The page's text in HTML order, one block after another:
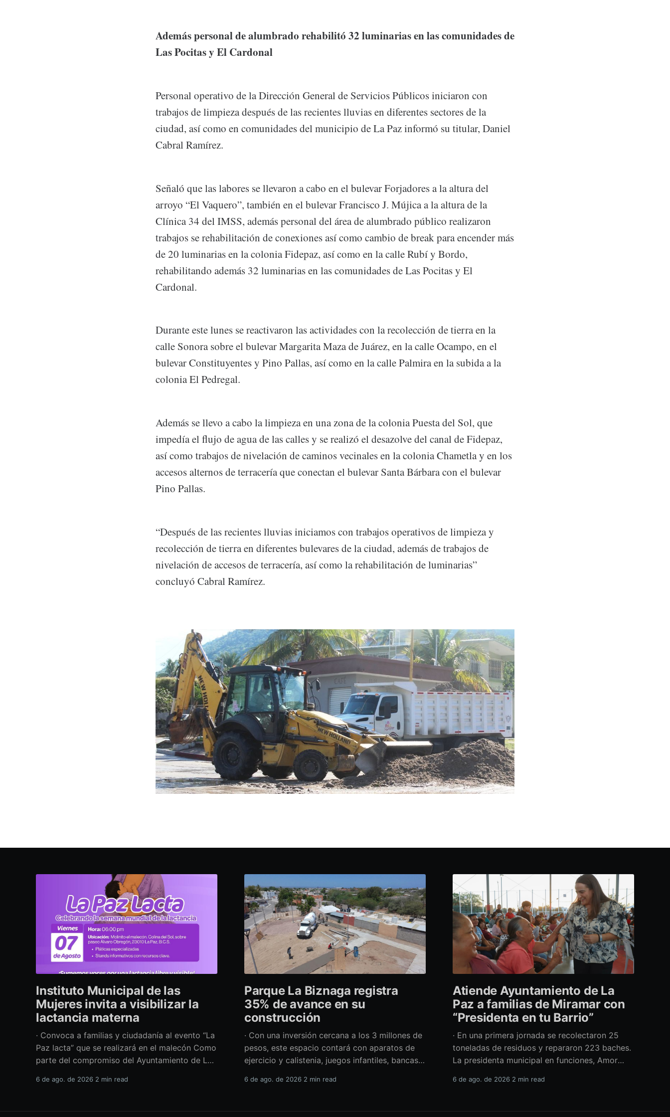
Además personal de alumbrado rehabilitó 32 luminarias en las comunidades de
Las Pocitas y El Cardonal
Personal operativo de la Dirección General de Servicios Públicos iniciaron con
trabajos de limpieza después de las recientes lluvias en diferentes sectores de la
ciudad, así como en comunidades del municipio de La Paz informó su titular, Daniel
Cabral Ramírez.
Señaló que las labores se llevaron a cabo en el bulevar Forjadores a la altura del
arroyo “El Vaquero”, también en el bulevar Francisco J. Mújica a la altura de la
Clínica 34 del IMSS, además personal del área de alumbrado público realizaron
trabajos se rehabilitación de conexiones así como cambio de break para encender más
de 20 luminarias en la colonia Fidepaz, así como en la calle Rubí y Bordo,
rehabilitando además 32 luminarias en las comunidades de Las Pocitas y El
Cardonal.
Durante este lunes se reactivaron las actividades con la recolección de tierra en la
calle Sonora sobre el bulevar Margarita Maza de Juárez, en la calle Ocampo, en el
bulevar Constituyentes y Pino Pallas, así como en la calle Palmira en la subida a la
colonia El Pedregal.
Además se llevo a cabo la limpieza en una zona de la colonia Puesta del Sol, que
impedía el flujo de agua de las calles y se realizó el desazolve del canal de Fidepaz,
así como trabajos de nivelación de caminos vecinales en la colonia Chametla y en los
accesos alternos de terracería que conectan el bulevar Santa Bárbara con el bulevar
Pino Pallas.
“Después de las recientes lluvias iniciamos con trabajos operativos de limpieza y
recolección de tierra en diferentes bulevares de la ciudad, además de trabajos de
nivelación de accesos de terracería, así como la rehabilitación de luminarias”
concluyó Cabral Ramírez.
Instituto Municipal de las
Mujeres invita a visibilizar la
lactancia materna
· Convoca a familias y ciudadanía al evento “La
Paz lacta” que se realizará en el malecón Como
parte del compromiso del Ayuntamiento de La
promuevan el bienestar, la salud y los derechos
incluyentes, el Instituto Municipal
6 de ago. de 2026 2 min read
Parque La Biznaga registra
35% de avance en su
construcción
· Con una inversión cercana a los 3 millones de
pesos, este espacio contará con aparatos de
ejercicio y calistenia, juegos infantiles, bancas,
alcaldesa de La Paz en funciones, Amor Fenech
construcción del parque La Biznaga ubicado
6 de ago. de 2026 2 min read
Atiende Ayuntamiento de La
Paz a familias de Miramar con
“Presidenta en tu Barrio”
· En una primera jornada se recolectaron 25
toneladas de residuos y repararon 223 baches.
La presidenta municipal en funciones, Amor
programa “Presidenta en tu Barrio” en la
Paz brindó más de 600 servicios sociales y
6 de ago. de 2026 2 min read